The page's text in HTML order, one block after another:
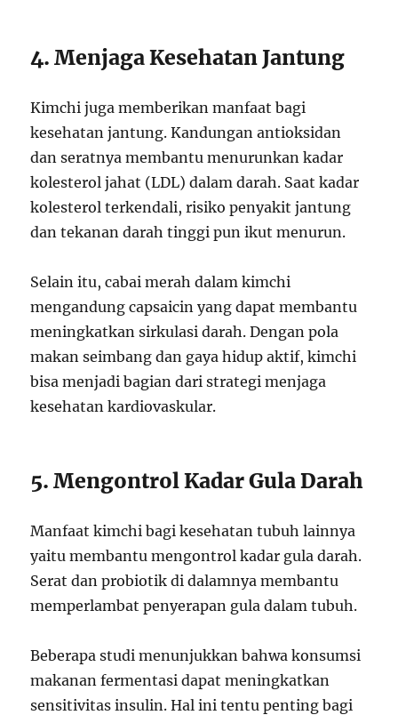
4. Menjaga Kesehatan Jantung
Kimchi juga memberikan manfaat bagi
kesehatan jantung. Kandungan antioksidan
dan seratnya membantu menurunkan kadar
kolesterol jahat (LDL) dalam darah. Saat kadar
kolesterol terkendali, risiko penyakit jantung
dan tekanan darah tinggi pun ikut menurun.
Selain itu, cabai merah dalam kimchi
mengandung capsaicin yang dapat membantu
meningkatkan sirkulasi darah. Dengan pola
makan seimbang dan gaya hidup aktif, kimchi
bisa menjadi bagian dari strategi menjaga
kesehatan kardiovaskular.
5. Mengontrol Kadar Gula Darah
Manfaat kimchi bagi kesehatan tubuh lainnya
yaitu membantu mengontrol kadar gula darah.
Serat dan probiotik di dalamnya membantu
memperlambat penyerapan gula dalam tubuh.
Beberapa studi menunjukkan bahwa konsumsi
makanan fermentasi dapat meningkatkan
sensitivitas insulin. Hal ini tentu penting bagi